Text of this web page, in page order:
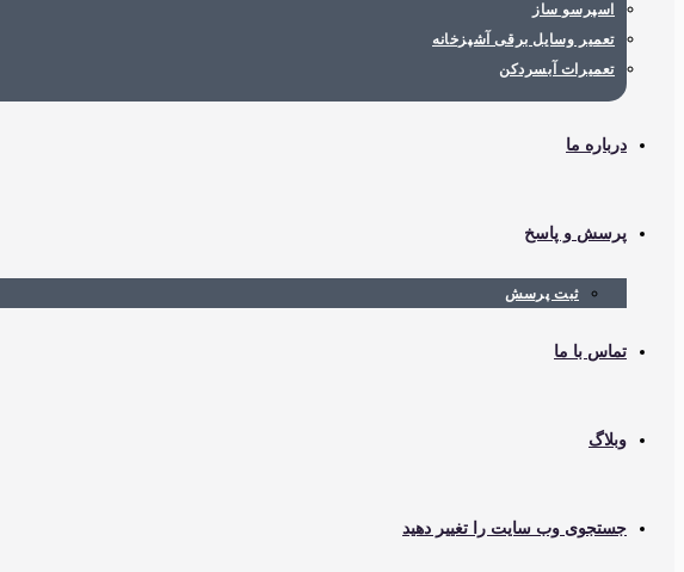
اسپرسو ساز
تعمیر وسایل برقی آشپزخانه
تعمیرات آبسردکن
درباره ما
پرسش و پاسخ
ثبت پرسش
تماس با ما
وبلاگ
جستجوی وب سایت را تغییر دهید